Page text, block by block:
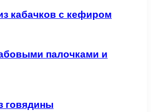
кабачков с кефиром
палочками и
говядины